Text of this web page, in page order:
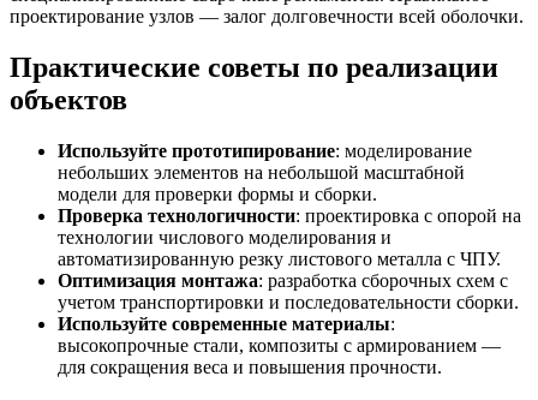
проектирование узлов — залог долговечности всей оболочки.
Практические советы по реализации
объектов
Используйте прототипирование: моделирование
небольших элементов на небольшой масштабной
модели для проверки формы и сборки.
Проверка технологичности: проектировка с опорой на
технологии числового моделирования и
автоматизированную резку листового металла с ЧПУ.
Оптимизация монтажа: разработка сборочных схем с
учетом транспортировки и последовательности сборки.
Используйте современные материалы:
высокопрочные стали, композиты с армированием —
для сокращения веса и повышения прочности.